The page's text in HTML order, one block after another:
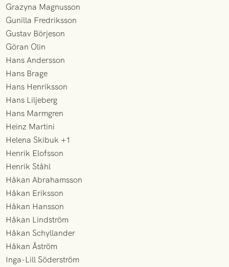
Grazyna Magnusson
Gunilla Fredriksson
Gustav Börjeson
Göran Olin
Hans Andersson
Hans Brage
Hans Henriksson
Hans Liljeberg
Hans Marmgren
Heinz Martini
Helena Skibuk +1
Henrik Elofsson
Henrik Ståhl
Håkan Abrahamsson
Håkan Eriksson
Håkan Hansson
Håkan Lindström
Håkan Schyllander
Håkan Åström
Inga-Lill Söderström